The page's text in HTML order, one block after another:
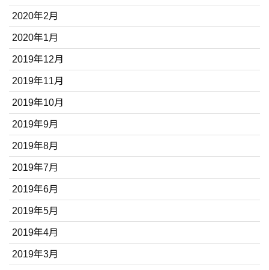
2020年2月
2020年1月
2019年12月
2019年11月
2019年10月
2019年9月
2019年8月
2019年7月
2019年6月
2019年5月
2019年4月
2019年3月